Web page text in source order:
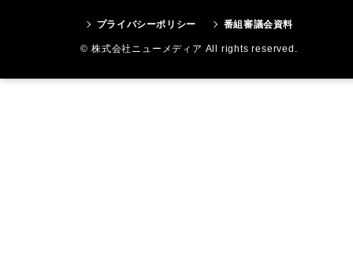
プライバシーポリシー 番組審議会資料
© 株式会社ニューメディア All rights reserved.